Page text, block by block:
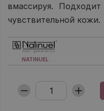
вмассируя.
чувствительной кожи.
NATINUEL